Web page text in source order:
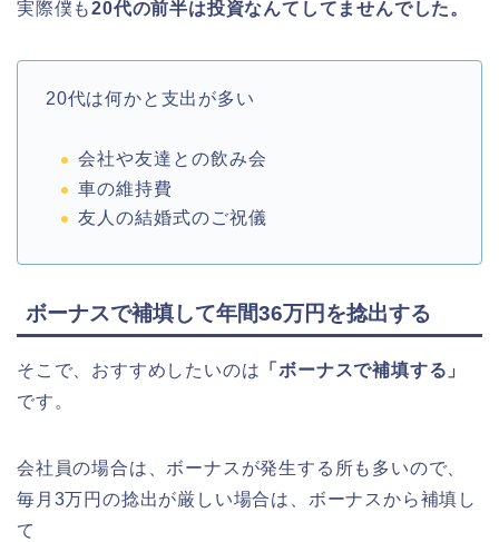
実際僕も20代の前半は投資なんてしてませんでした。
20代は何かと支出が多い
会社や友達との飲み会
車の維持費
友人の結婚式のご祝儀
ボーナスで補填して年間36万円を捻出する
そこで、おすすめしたいのは 「ボーナスで補填する」
です。
会社員の場合は、ボーナスが発生する所も多いので、
毎月3万円の捻出が厳しい場合は、ボーナスから補填し
て